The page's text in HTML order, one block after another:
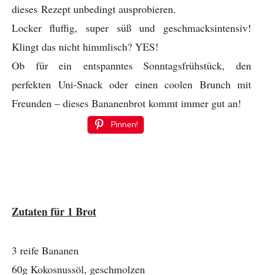
dieses Rezept unbedingt ausprobieren.
Locker fluffig, super süß und geschmacksintensiv!
Klingt das nicht himmlisch? YES!
Ob für ein entspanntes Sonntagsfrühstück, den
perfekten Uni-Snack oder einen coolen Brunch mit
Freunden – dieses Bananenbrot kommt immer gut an!
Pinnen!
Zutaten für 1 Brot
3 reife Bananen
60g Kokosnussöl, geschmolzen